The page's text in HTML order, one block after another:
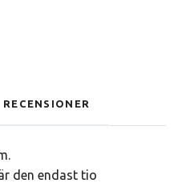
RECENSIONER
den endast tio